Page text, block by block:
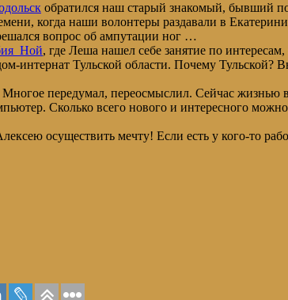
обратился наш старый знакомый, бывший
когда наши волонтеры раздавали в
вопрос об ампутации ног …
, где Леша нашел себе занятие по
интернат Тульской области. Почему Тульской?
передумал, переосмыслил. Сейчас жизнью
Сколько всего нового и интересного
осуществить мечту! Если есть у кого-то